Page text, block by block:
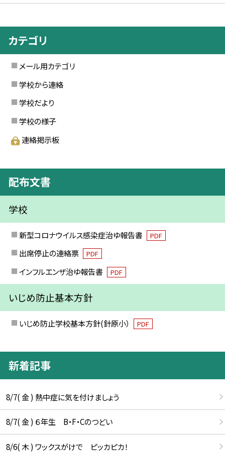
カテゴリ
メール用カテゴリ
学校から連絡
学校だより
学校の様子
連絡掲示板
配布文書
学校
新型コロナウイルス感染症治ゆ報告書 PDF
出席停止の連絡票 PDF
インフルエンザ治ゆ報告書 PDF
いじめ防止基本方針
いじめ防止学校基本方針(針原小） PDF
新着記事
8/7( 金 ) 熱中症に気を付けましょう
8/7( 金 ) ６年生 B・F・Cのつどい
8/6( 木 ) ワックスがけで ピッカピカ！